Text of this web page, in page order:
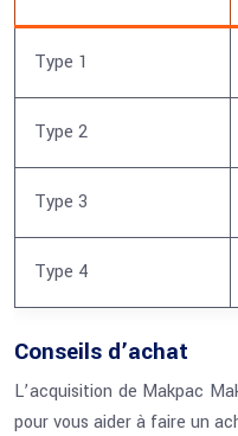
Type 1
Type 2
Type 3
Type 4
Conseils d’achat
L’acquisition de Makpac
pour vous aider à faire un